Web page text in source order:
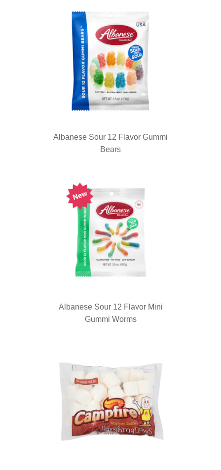
Albanese Sour 12 Flavor Gummi
Bears
Albanese Sour 12 Flavor Mini
Gummi Worms